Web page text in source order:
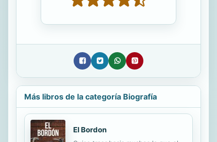
Más libros de la categoría Biografía
El Bordon